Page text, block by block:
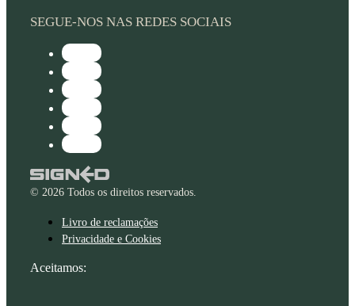
SEGUE-NOS NAS REDES SOCIAIS
© 2026 Todos os direitos reservados.
Livro de reclamações
Privacidade e Cookies
Aceitamos: